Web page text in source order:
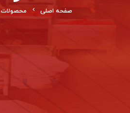
صفحه اصلی chevron_left محصولات